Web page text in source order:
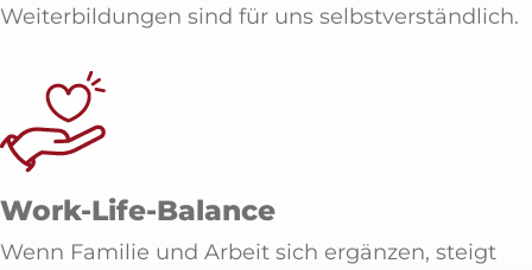
Weiterbildungen sind für uns selbstverständlich.
Work-Life-Balance
Wenn Familie und Arbeit sich ergänzen, steigt